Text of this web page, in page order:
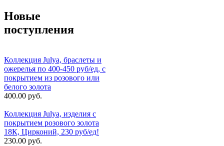
Новые
поступления
Коллекция Julya, браслеты и
ожерелья по 400-450 руб/ед, с
покрытием из розового или
белого золота
400.00 руб.
Коллекция Julya, изделия с
покрытием розового золота
18К, Цирконий, 230 руб/ед!
230.00 руб.